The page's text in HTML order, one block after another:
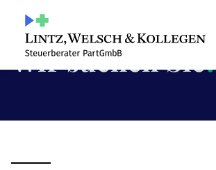
Wir suchen Sie!